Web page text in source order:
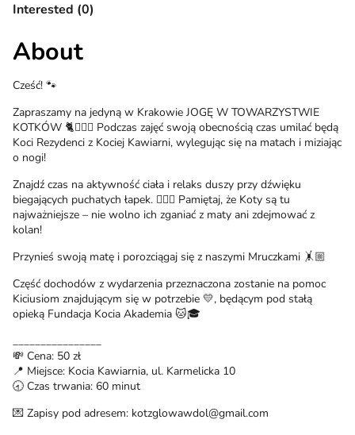
Interested (0)
About
Cześć! 🐾
Zapraszamy na jedyną w Krakowie JOGĘ W TOWARZYSTWIE
KOTKÓW 🐈🧘🏼‍♀️ Podczas zajęć swoją obecnością czas umilać będą
Koci Rezydenci z Kociej Kawiarni, wylegując się na matach i miziając
o nogi!
Znajdź czas na aktywność ciała i relaks duszy przy dźwięku
biegających puchatych łapek. 💆🏼‍♀️ Pamiętaj, że Koty są tu
najważniejsze – nie wolno ich zganiać z maty ani zdejmować z
kolan!
Przynieś swoją matę i porozciągaj się z naszymi Mruczkami 🤸🏼
Część dochodów z wydarzenia przeznaczona zostanie na pomoc
Kiciusiom znajdującym się w potrzebie 💛, będącym pod stałą
opieką Fundacja Kocia Akademia 🐱🎓
________________
💸 Cena: 50 zł
📍 Miejsce: Kocia Kawiarnia, ul. Karmelicka 10
🕣 Czas trwania: 60 minut
💌 Zapisy pod adresem: kotzglowawdol@gmail.com